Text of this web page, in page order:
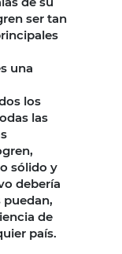
ser tan
una
los
las
sólido y
debería
puedan,
de
país.